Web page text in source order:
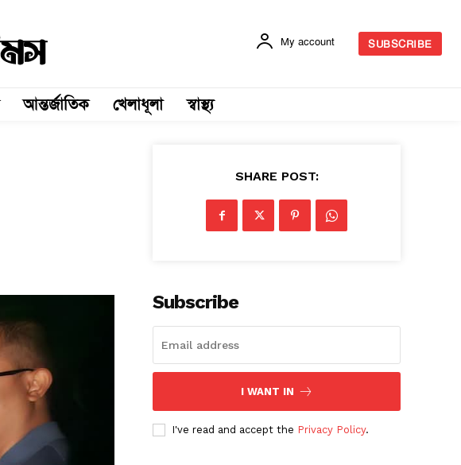
My account SUBSCRIBE
আন্তর্জাতিক খেলাধূলা স্বাস্থ্য
SHARE POST:
Subscribe
I WANT IN
I've read and accept the Privacy Policy.